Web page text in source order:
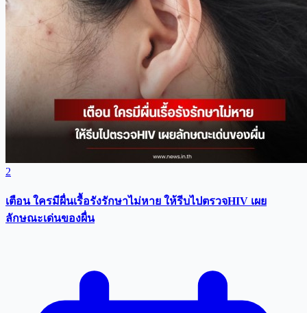
2
เตือน ใครมีผื่นเรื้อรังรักษาไม่หาย ให้รีบไปตรวจHIV เผย
ลักษณะเด่นของผื่น